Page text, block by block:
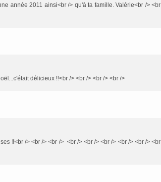
année 2011 ainsi<br /> qu'à ta famille. Valérie<br /> <br
délicieux !!<br /> <br /> <br /> <br />
!!<br /> <br /> <br /> <br /> <br /> <br /> <br /> <br /> <br